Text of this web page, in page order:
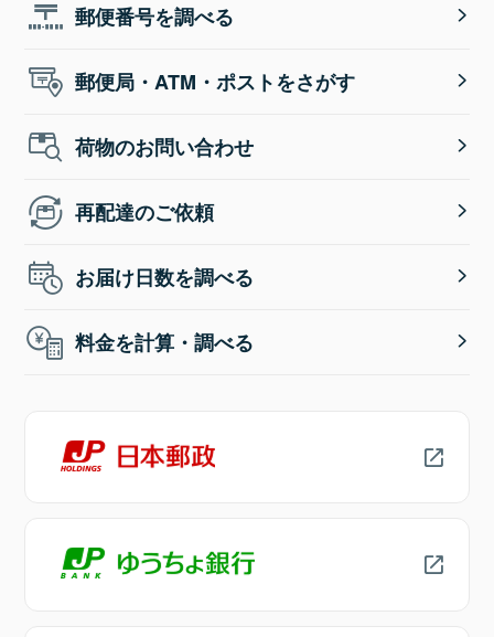
郵便番号を調べる
郵便局・ATM・ポストをさがす
荷物のお問い合わせ
再配達のご依頼
お届け日数を調べる
料金を計算・調べる